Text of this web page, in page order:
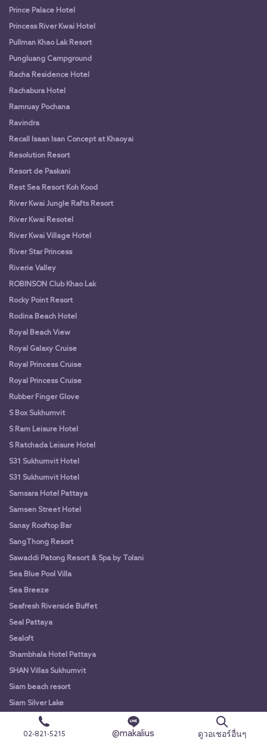
Prince Palace Hotel
Princess River Kwai Hotel
Pullman Khao Lak Resort
Pungluang Campground
Racha Residence Hotel
Rachabura Hotel
Ramruay Pochana
Ravindra
Recall Isaan Isan Concept at Khaoyai
Resolution Resort
Resort de Paskani
Rest Sea Resort Koh Kood
River Kwai Jungle Rafts Resort
River Kwai Resotel
River Kwai Village Hotel
River Star Princess
Riverie Valley
ROBINSON Club Khao Lak
Rocky Point Resort
Rodina Beach Hotel
Royal Beach View
Royal Galaxy Cruise
Royal Princess Cruise
Royal Princess Cruise
Rubber Finger Glove
S Box Sukhumvit
S Ram Leisure Hotel
S Ratchada Leisure Hotel
S31 Sukhumvit Hotel
S31 Sukhumvit Hotel
Samsara Hotel Pattaya
Samsen Street Hotel
Sanay Rooftop Bar
SangThong Resort
Sawaddi Patong Resort & Spa by Tolani
Sea Blue Pool Villa
Sea Breeze
Seafresh Riverside Buffet
Seal Pattaya
Sealoft
Shambhala Hotel Pattaya
SHAN Villas Sukhumvit
Siam beach resort
Siam Silver Lake
Sichang Marina Resort
Social Glamping
02-821-5215 @makalius ดูวอเชอร์อื่นๆ